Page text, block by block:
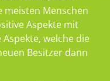
meisten Menschen
Aspekte mit
welche die
Besitzer dann